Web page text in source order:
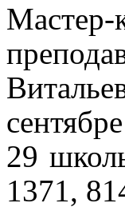
Мастер-
29
1371,